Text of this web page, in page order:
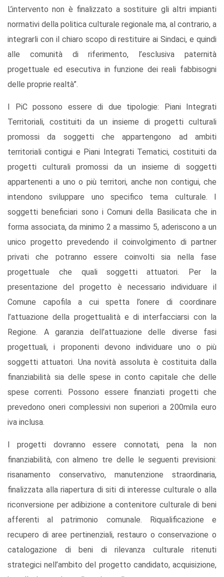
L’intervento non è ﬁnalizzato a sostituire gli altri impianti
normativi della politica culturale regionale ma, al contrario, a
integrarli con il chiaro scopo di restituire ai Sindaci, e quindi
alle comunità di riferimento, l’esclusiva paternità
progettuale ed esecutiva in funzione dei reali fabbisogni
delle proprie realtà”.
I PiC possono essere di due tipologie: Piani Integrati
Territoriali, costituiti da un insieme di progetti culturali
promossi da soggetti che appartengono ad ambiti
territoriali contigui e Piani Integrati Tematici, costituiti da
progetti culturali promossi da un insieme di soggetti
appartenenti a uno o più territori, anche non contigui, che
intendono sviluppare uno speciﬁco tema culturale. I
soggetti beneﬁciari sono i Comuni della Basilicata che in
forma associata, da minimo 2 a massimo 5, aderiscono a un
unico progetto prevedendo il coinvolgimento di partner
privati che potranno essere coinvolti sia nella fase
progettuale che quali soggetti attuatori. Per la
presentazione del progetto è necessario individuare il
Comune capoﬁla a cui spetta l’onere di coordinare
l’attuazione della progettualità e di interfacciarsi con la
Regione. A garanzia dell’attuazione delle diverse fasi
progettuali, i proponenti devono individuare uno o più
soggetti attuatori. Una novità assoluta è costituita dalla
ﬁnanziabilità sia delle spese in conto capitale che delle
spese correnti. Possono essere ﬁnanziati progetti che
prevedono oneri complessivi non superiori a 200mila euro
iva inclusa.
I progetti dovranno essere connotati, pena la non
finanziabilità, con almeno tre delle le seguenti previsioni:
risanamento conservativo, manutenzione straordinaria,
finalizzata alla riapertura di siti di interesse culturale o alla
riconversione per adibizione a contenitore culturale di beni
afferenti al patrimonio comunale. Riqualificazione e
recupero di aree pertinenziali, restauro o conservazione o
catalogazione di beni di rilevanza culturale ritenuti
strategici nell’ambito del progetto candidato, acquisizione,